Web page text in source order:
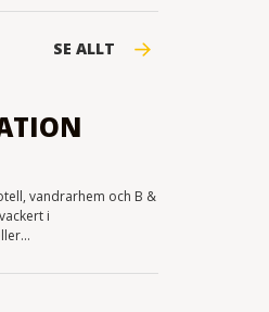
SE ALLT
vandrarhem och B &
i